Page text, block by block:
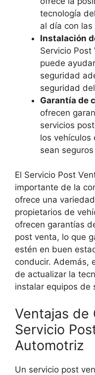
tecnología
al día con
Instalación
Servicio
puede
seguridad
seguridad
Garantía de
ofrecen
servicios
los vehículos
sean
El Servicio Post
importante de la
ofrece una
propietarios de
ofrecen garantías
post venta, lo que
estén en buen
conducir. Además,
de actualizar la
instalar equipos de
Ventajas de
Servicio
Automotriz
Un servicio post